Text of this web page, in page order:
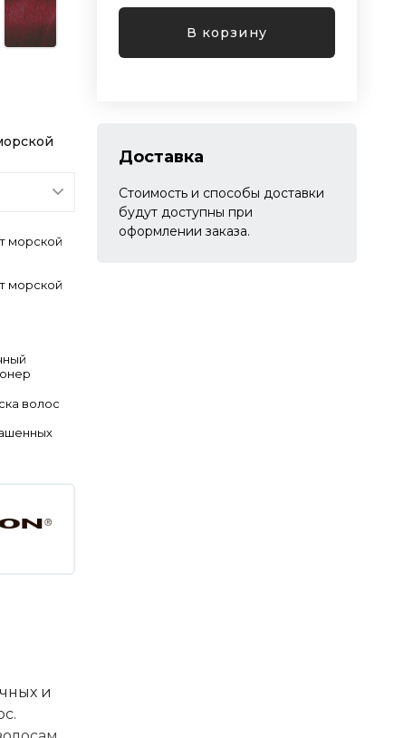
морской
морской
волос
В корзину
Доставка
Стоимость и способы доставки
будут доступны при
оформлении заказа.
и